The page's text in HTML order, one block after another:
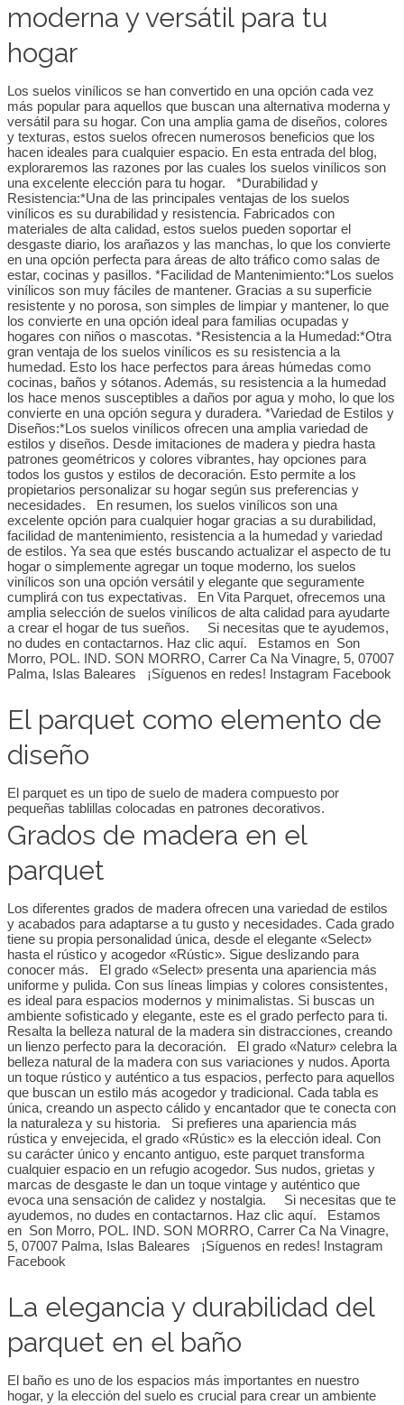
moderna y versátil para tu
hogar
Los suelos vinílicos se han convertido en una opción cada vez
más popular para aquellos que buscan una alternativa moderna y
versátil para su hogar. Con una amplia gama de diseños, colores
y texturas, estos suelos ofrecen numerosos beneficios que los
hacen ideales para cualquier espacio. En esta entrada del blog,
exploraremos las razones por las cuales los suelos vinílicos son
una excelente elección para tu hogar. *Durabilidad y
Resistencia:*Una de las principales ventajas de los suelos
vinílicos es su durabilidad y resistencia. Fabricados con
materiales de alta calidad, estos suelos pueden soportar el
desgaste diario, los arañazos y las manchas, lo que los convierte
en una opción perfecta para áreas de alto tráfico como salas de
estar, cocinas y pasillos. *Facilidad de Mantenimiento:*Los suelos
vinílicos son muy fáciles de mantener. Gracias a su superficie
resistente y no porosa, son simples de limpiar y mantener, lo que
los convierte en una opción ideal para familias ocupadas y
hogares con niños o mascotas. *Resistencia a la Humedad:*Otra
gran ventaja de los suelos vinílicos es su resistencia a la
humedad. Esto los hace perfectos para áreas húmedas como
cocinas, baños y sótanos. Además, su resistencia a la humedad
los hace menos susceptibles a daños por agua y moho, lo que los
convierte en una opción segura y duradera. *Variedad de Estilos y
Diseños:*Los suelos vinílicos ofrecen una amplia variedad de
estilos y diseños. Desde imitaciones de madera y piedra hasta
patrones geométricos y colores vibrantes, hay opciones para
todos los gustos y estilos de decoración. Esto permite a los
propietarios personalizar su hogar según sus preferencias y
necesidades. En resumen, los suelos vinílicos son una
excelente opción para cualquier hogar gracias a su durabilidad,
facilidad de mantenimiento, resistencia a la humedad y variedad
de estilos. Ya sea que estés buscando actualizar el aspecto de tu
hogar o simplemente agregar un toque moderno, los suelos
vinílicos son una opción versátil y elegante que seguramente
cumplirá con tus expectativas. En Vita Parquet, ofrecemos una
amplia selección de suelos vinílicos de alta calidad para ayudarte
a crear el hogar de tus sueños. Si necesitas que te ayudemos,
no dudes en contactarnos. Haz clic aquí. Estamos en Son
Morro, POL. IND. SON MORRO, Carrer Ca Na Vinagre, 5, 07007
Palma, Islas Baleares ¡Síguenos en redes! Instagram Facebook
El parquet como elemento de
diseño
El parquet es un tipo de suelo de madera compuesto por
pequeñas tablillas colocadas en patrones decorativos.
Grados de madera en el
parquet
Los diferentes grados de madera ofrecen una variedad de estilos
y acabados para adaptarse a tu gusto y necesidades. Cada grado
tiene su propia personalidad única, desde el elegante «Select»
hasta el rústico y acogedor «Rústic». Sigue deslizando para
conocer más. El grado «Select» presenta una apariencia más
uniforme y pulida. Con sus líneas limpias y colores consistentes,
es ideal para espacios modernos y minimalistas. Si buscas un
ambiente sofisticado y elegante, este es el grado perfecto para ti.
Resalta la belleza natural de la madera sin distracciones, creando
un lienzo perfecto para la decoración. El grado «Natur» celebra la
belleza natural de la madera con sus variaciones y nudos. Aporta
un toque rústico y auténtico a tus espacios, perfecto para aquellos
que buscan un estilo más acogedor y tradicional. Cada tabla es
única, creando un aspecto cálido y encantador que te conecta con
la naturaleza y su historia. Si prefieres una apariencia más
rústica y envejecida, el grado «Rústic» es la elección ideal. Con
su carácter único y encanto antiguo, este parquet transforma
cualquier espacio en un refugio acogedor. Sus nudos, grietas y
marcas de desgaste le dan un toque vintage y auténtico que
evoca una sensación de calidez y nostalgia. Si necesitas que te
ayudemos, no dudes en contactarnos. Haz clic aquí. Estamos
en Son Morro, POL. IND. SON MORRO, Carrer Ca Na Vinagre,
5, 07007 Palma, Islas Baleares ¡Síguenos en redes! Instagram
Facebook
La elegancia y durabilidad del
parquet en el baño
El baño es uno de los espacios más importantes en nuestro
hogar, y la elección del suelo es crucial para crear un ambiente